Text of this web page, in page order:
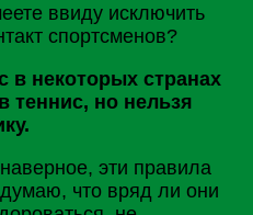
ввиду исключить
спортсменов?
некоторых странах
теннис, но нельзя
эти правила
что вряд ли они